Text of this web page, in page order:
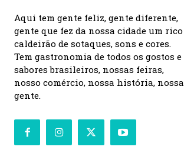
Aqui tem gente feliz, gente diferente,
gente que fez da nossa cidade um rico
caldeirão de sotaques, sons e cores.
Tem gastronomia de todos os gostos e
sabores brasileiros, nossas feiras,
nosso comércio, nossa história, nossa
gente.